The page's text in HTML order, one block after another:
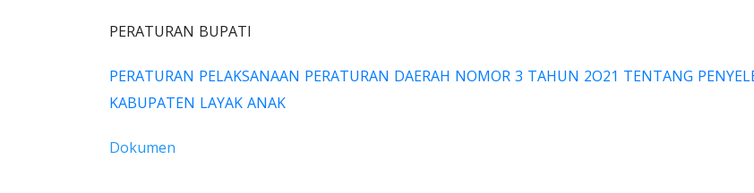
PERATURAN BUPATI
PERATURAN PELAKSANAAN PERATURAN DAERAH NOMOR 3 TAHUN 2O21 TENTANG
KABUPATEN LAYAK ANAK
Dokumen